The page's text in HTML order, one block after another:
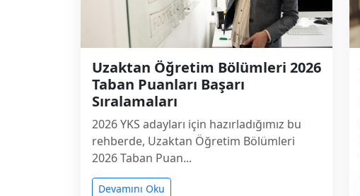
Uzaktan Öğretim Bölümleri 2026
Taban Puanları Başarı
Sıralamaları
2026 YKS adayları için hazırladığımız bu
rehberde, Uzaktan Öğretim Bölümleri
2026 Taban Puan...
Devamını Oku